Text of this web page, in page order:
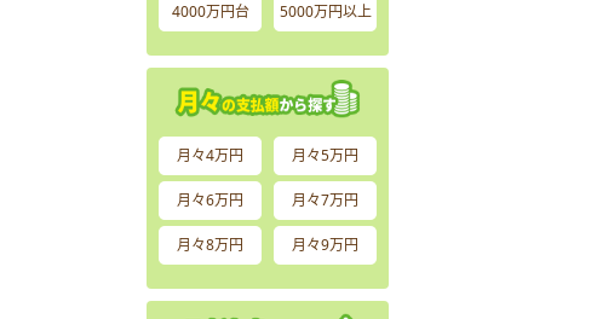
4000万円台 5000万円以上
月々4万円 月々5万円
月々6万円 月々7万円
月々8万円 月々9万円